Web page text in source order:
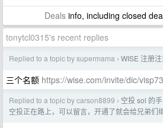
Dealsinfo, including closed
tonytcl0315's recent replies
Replied to a topic by supermama › WISE 注册
三个名额 https://wise.com/invite/dic/
Replied to a topic by carson8899 › 空投 sol 的
空投正在路上，可以留言，开通了就会给兄弟们继